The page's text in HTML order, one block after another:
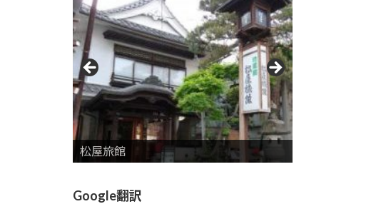
清水屋旅館
松屋旅館
いづみや旅館
信州天空RESORT ARCADIA ～ふたつと
ない景色～
中央館 清水屋旅館
THE SAIHOKUKAN HOTEL
ホテル国際２１
ホテルやま
ホテル自彊館（じきょうかん）
長野第一ホテル
旅館大橋
ホテルJALシティ長野
ホテル ニューやま
ホテル メトロポリタン長野
東横イン長野駅善光寺口
長野 東急ＲＥＩ ホテル
アソビーバ ナガノパーク
ホテルリブマックスPREMIUM長野駅前
山楼海鮮 懐石 萬佳亭
THE FUJIYA GOHONJIN
喫茶・カフェ 中村屋吉右衛門
スマイルホテル長野
東横INN長野駅東口
シャトレーゼホテル長野
Google翻訳